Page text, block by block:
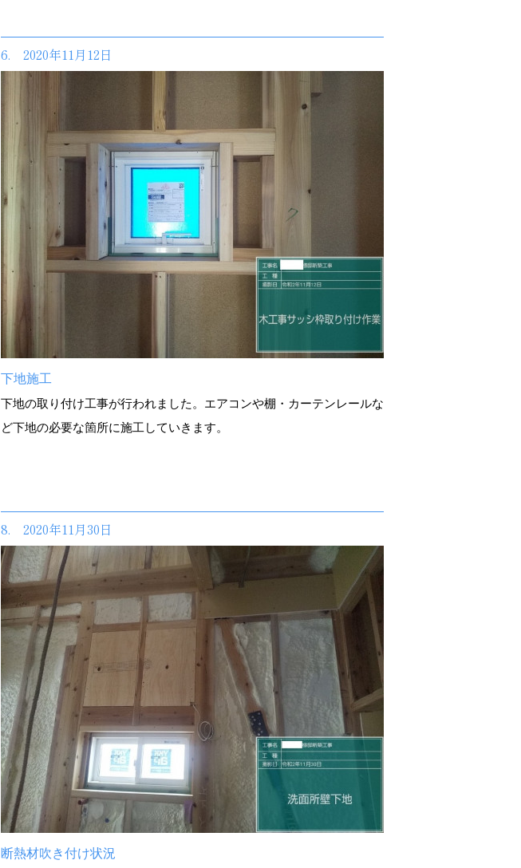
6. 2020年11月12日
下地施工
下地の取り付け工事が行われました。エアコンや棚・カーテンレールな
ど下地の必要な箇所に施工していきます。
8. 2020年11月30日
断熱材吹き付け状況